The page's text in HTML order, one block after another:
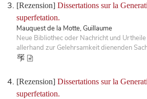
[Rezension] Dissertations sur la
superfetation.
Mauquest de la Motte, Guillaume
Neue Bibliothec oder Nachricht und
allerhand zur Gelehrsamkeit dienenden
[Rezension] Dissertations sur la
superfetation.